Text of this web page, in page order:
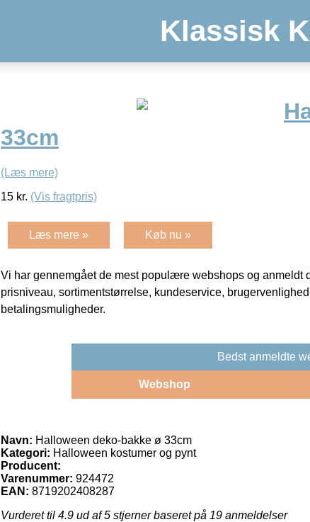
Klassisk
33cm
(Læs mere)
15 kr. (Vis fragtpris)
Læs mere » Køb nu »
Vi har gennemgået de mest populære webshops og anmeldt
prisniveau, sortimentstørrelse, kundeservice,
betalingsmuligheder.
Bedst anmeldte
Webshop
Navn: Halloween deko-bakke ø 33cm
Kategori: Halloween kostumer og pynt
Producent:
Varenummer: 924472
EAN: 8719202408287
Vurderet til 4.9 ud af 5 stjerner baseret på 19 anmeldelser